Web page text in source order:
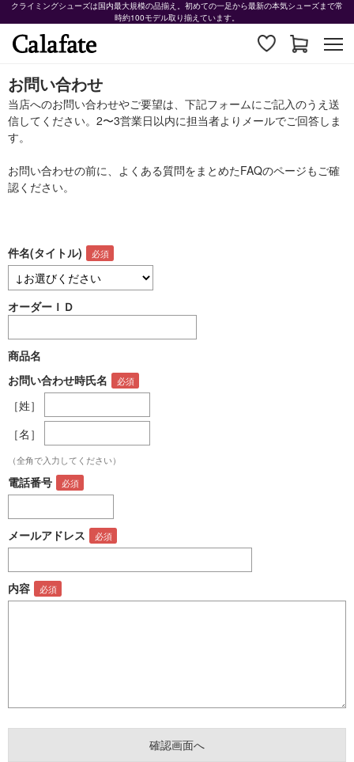
クライミングシューズは国内最大規模の品揃え。初めての一足から最新の本気シューズまで常
時約100モデル取り揃えています。
お問い合わせ
当店へのお問い合わせやご要望は、下記フォームにご記入のうえ送
信してください。2〜3営業日以内に担当者よりメールでご回答しま
す。
お問い合わせの前に、よくある質問をまとめたFAQのページもご確
認ください。
件名(タイトル)
オーダーＩＤ
商品名
お問い合わせ時氏名
［姓］
［名］
（全角で入力してください）
電話番号
メールアドレス
内容